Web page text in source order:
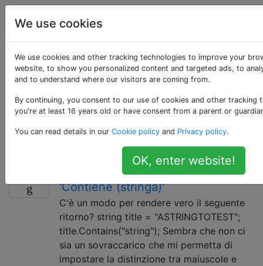
Programmazione
Domande taggate
«case-insensitive»
Un'operazione non fa distinzione tra maiuscole e
minuscole quando i caratteri maiuscoli e minuscoli
vengono trattati allo stesso modo.
Insensibile alle maiuscole
'Contiene (stringa)'
C'è un modo per rendere vero il seguente
ritorno? string title = "ASTRINGTOTEST";
title.Contains("string"); Sembra che non ci
sia un sovraccarico che mi permetta di
impostare la distinzione tra maiuscole e
We use cookies
We use cookies and other tracking technologies to improve your
website, to show you personalized content and targeted ads, to
and to understand where our visitors are coming from.
By continuing, you consent to our use of cookies and other tracking
you're at least 16 years old or have consent from a parent or
You can read details in our Cookie policy and Privacy policy.
OK, enter website!